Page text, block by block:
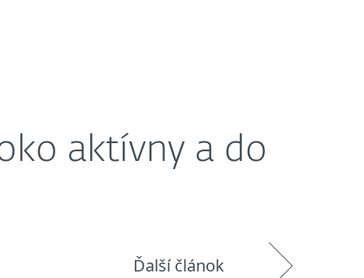
aktívny a do
Ďalší článok